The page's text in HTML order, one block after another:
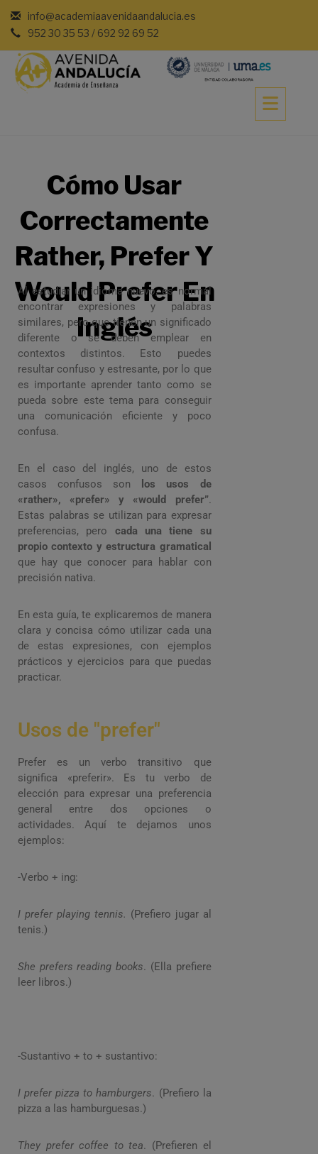
info@academiaavenidaandalucia.es
952 30 35 53 / 692 92 69 52
Cómo Usar
Correctamente
Rather, Prefer Y
Would Prefer En
Inglés
Al estudiar un idioma nuevo, es normal
encontrar expresiones y palabras
similares, pero que tienen un significado
diferente o se deben emplear en
contextos distintos. Esto puedes
resultar confuso y estresante, por lo que
es importante aprender tanto como se
pueda sobre este tema para conseguir
una comunicación eficiente y poco
confusa.
En el caso del inglés, uno de estos
casos confusos son
los usos de
«rather», «prefer» y «would prefer”.
Estas palabras se utilizan para expresar
preferencias, pero cada una tiene su
propio contexto y estructura gramatical
que hay que conocer para hablar con
precisión nativa.
En esta guía, te explicaremos de manera
clara y concisa cómo utilizar cada una
de estas expresiones, con ejemplos
prácticos y ejercicios para que puedas
practicar.
Usos de "prefer"
Prefer es un verbo transitivo que
significa «preferir». Es tu verbo de
elección para expresar una preferencia
general entre dos opciones o
actividades. Aquí te dejamos unos
ejemplos:
-Verbo + ing:
I prefer playing tennis. (Prefiero jugar al
tenis.)
She prefers reading books. (Ella prefiere
leer libros.)
-Sustantivo + to + sustantivo:
I prefer pizza to hamburgers. (Prefiero la
pizza a las hamburguesas.)
They prefer coffee to tea. (Prefieren el